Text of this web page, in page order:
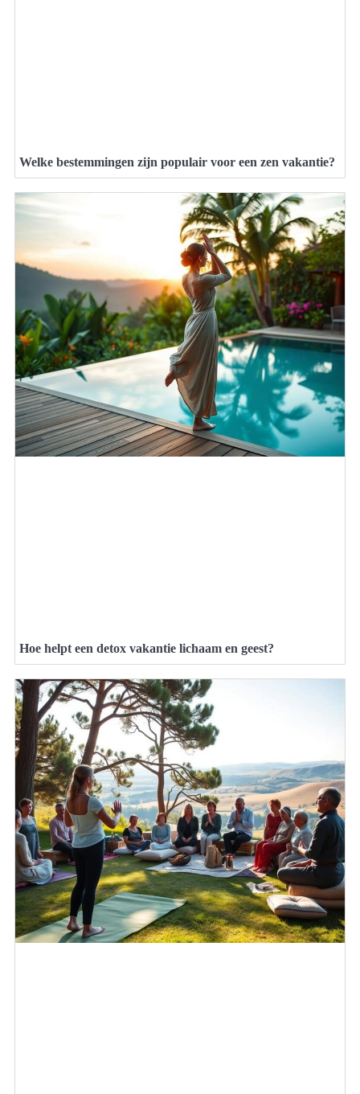
Welke bestemmingen zijn populair voor een zen vakantie?
Hoe helpt een detox vakantie lichaam en geest?